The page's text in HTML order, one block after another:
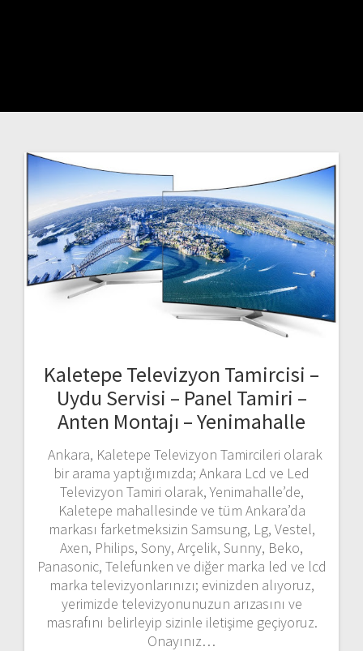
Kaletepe Televizyon Tamircisi –
Uydu Servisi – Panel Tamiri –
Anten Montajı – Yenimahalle
Ankara, Kaletepe Televizyon Tamircileri olarak
bir arama yaptığımızda; Ankara Lcd ve Led
Televizyon Tamiri olarak, Yenimahalle’de,
Kaletepe mahallesinde ve tüm Ankara’da
markası farketmeksizin Samsung, Lg, Vestel,
Axen, Philips, Sony, Arçelik, Sunny, Beko,
Panasonic, Telefunken ve diğer marka led ve lcd
marka televizyonlarınızı; evinizden alıyoruz,
yerimizde televizyonunuzun arızasını ve
masrafını belirleyip sizinle iletişime geçiyoruz.
Onayınız…